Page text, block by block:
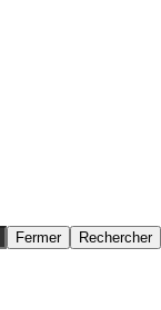
Fermer Rechercher